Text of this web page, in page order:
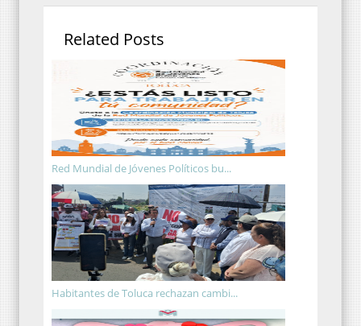
Related Posts
Red Mundial de Jóvenes Políticos bu...
Habitantes de Toluca rechazan cambi...